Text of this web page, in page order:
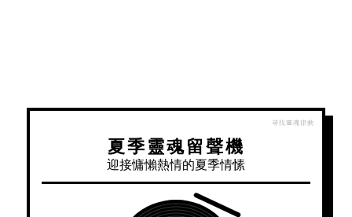
夏季靈魂留聲機
迎接慵懶熱情的夏季情愫